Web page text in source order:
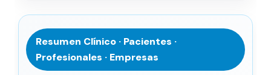
Resumen Clínico · Pacientes ·
Profesionales · Empresas